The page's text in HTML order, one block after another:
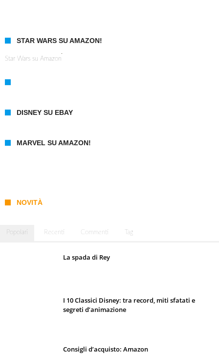
STAR WARS SU AMAZON!
Star Wars su Amazon
DISNEY SU EBAY
MARVEL SU AMAZON!
NOVITÀ
Popolari Recenti Commenti Tag
La spada di Rey
I 10 Classici Disney: tra record, miti sfatati e
segreti d’animazione
Consigli d’acquisto: Amazon